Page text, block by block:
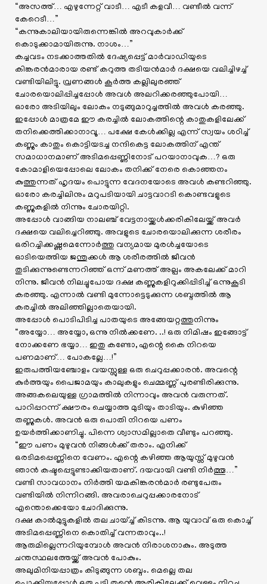
“അസത്ത്… എഴുന്നേറ്റ് വാടീ… എടീ കളവീ… വണ്ടീൽ വന്ന്
കേറെടീ…”
“കന്നുകാലിയായിരുന്നെങ്കിൽ അറവുകാർക്ക്
കൊടുക്കാമായിരുന്നു. നാശം…”
കച്ചവടം നടക്കാത്തതിൽ ദേഷ്യപ്പെട്ട് മാർവാഡിയുടെ
കിങ്കരൻമാരായ രണ്ട് കറുത്ത തടിയൻമാർ ദക്ഷയെ വലിച്ചിഴച്ച്
വണ്ടിയിലിട്ടു. വ്രണങ്ങൾ കൂർത്ത കല്ലിലുരഞ്ഞ്
ചോരയൊലിപ്പിച്ചപ്പോൾ അവൾ അലറിക്കരഞ്ഞുപോയി…
ഓരോ അടിയിലും ലോകം നടുങ്ങുമാറുച്ചത്തിൽ അവൾ കരഞ്ഞു.
ഇപ്പോൾ മാത്രമേ ഈ കരച്ചിൽ ലോകത്തിന്റെ കാതുകളിലേക്ക്
തനിക്കെത്തിക്കാനാവൂ… പക്ഷേ കേൾക്കില്ല എന്ന് സ്വയം ശഠിച്ച്
കണ്ണും കാതും കൊട്ടിയടച്ച നന്ദികെട്ട ലോകത്തിന് എന്ത്
സമാധാനമാണ് അടിമപ്പെണ്ണിനോട് പറയാനാവുക…? ഒരു
കോമാളിയെപ്പോലെ ലോകം തനിക്ക് നേരെ കൊഞ്ഞനം
കുത്തുന്നത് ഹൃദയം പൊട്ടുന്ന വേദനയോടെ അവൾ കണ്ടറിഞ്ഞു.
ഓരോ കരച്ചിലിനും മറുപടിയായി ചാട്ടവാറടി കൊണ്ടവളുടെ
കണ്ണുകളിൽ നിന്നും ചോരയിറ്റി.
അപ്പോൾ വാങ്ങിയ നാലഞ്ച് വേട്ടനായ്ക്കൾക്കരികിലേയ്ക്ക് അവർ
ദക്ഷയെ വലിച്ചെറിഞ്ഞു. അവളുടെ ചോരയൊലിക്കുന്ന ശരീരം
ഒരിറച്ചിക്കഷ്ണമെന്നോർത്തു വന്യമായ മുരൾച്ചയോടെ
ഓടിയെത്തിയ ജന്തുക്കൾ ആ ശരീരത്തിൽ ജീവൻ
തുടിക്കുന്നുണ്ടെന്നറിഞ്ഞ് ഒന്ന് മണത്ത് അല്പം അകലേക്ക് മാറി
നിന്നു. ജീവൻ നിലച്ചുപോയ ദക്ഷ കണ്ണുകളിറുക്കിപ്പിടിച്ച് ഒന്നുകൂടി
കരഞ്ഞു. എന്നാൽ വണ്ടി മുന്നോട്ടെടുക്കുന്ന ശബ്ദത്തിൽ ആ
കരച്ചിൽ അലിഞ്ഞില്ലാതെയായി.
അപ്പോൾ പൊടിപിടിച്ച പാതയുടെ അങ്ങേയറ്റത്തുനിന്നും
“അയ്യോ… അയ്യോ, ഒന്നു നിൽക്കണേ. ..! ഒരു നിമിഷം ഇങ്ങോട്ട്
നോക്കണേ ഭയ്യാ… ഇതു കണ്ടോ, എന്റെ കൈ നിറയെ
പണമാണ്… പോകല്ലേ…!”
ഇരുപത്തിയഞ്ചോളം വയസ്സുള്ള ഒരു ചെറുപ്പക്കാരൻ. അവന്റെ
കുർത്തയും പൈജാമയും കാലുകളും ചെമ്മണ്ണ് പുരണ്ടിരിക്കുന്നു.
അങ്ങകലെയുള്ള ഗ്രാമത്തിൽ നിന്നാവും അവൻ വരുന്നത്.
പാറിപ്പറന്ന് ക്ഷൗരം ചെയ്യാത്ത മുടിയും താടിയും. കുഴിഞ്ഞ
തണ്ണുകൾ. അവൻ ഒരു പൊതി നിറയെ പണം
ഉയർത്തിക്കാണിച്ചു. പിന്നെ ശ്വാസമില്ലാതെ വീണ്ടും പറഞ്ഞു.
“ഈ പണം മുഴുവൻ നിങ്ങൾക്ക് തരാം. എനിക്ക്
ഒരടിമപ്പെണ്ണിനെ വേണം. എന്റെ കഴിഞ്ഞ ആയുസ്സ് മുഴുവൻ
ഞാൻ കഷ്ടപ്പെട്ടുണ്ടാക്കിയതാണ്. ദയവായി വണ്ടി നിർത്തൂ…”
വണ്ടി സാവധാനം നിർത്തി യമകിങ്കരൻമാർ രണ്ടുപേരും
വണ്ടിയിൽ നിന്നിറങ്ങി. അവരാചെറുപ്പക്കാരനോട്
എന്തൊക്കെയോ ചോദിക്കുന്നു.
ദക്ഷ കാൽമുട്ടുകളിൽ തല ചായ്ച്ച് കിടന്നു. ആ യുവാവ് ഒരു കൊച്ച്
അടിമപ്പെണ്ണിനെ കൊതിച്ച് വന്നതാവും..!
ആരുമില്ലെന്നറിയുമ്പോൾ അവൻ നിരാശനാകും. അടുത്ത
ചന്തസ്ഥലത്തേയ്ക്ക് അവൻ പോകും.
അലുമിനിയപ്പാത്രം കിടുങ്ങുന്ന ശബ്ദം. മെല്ലെ തല